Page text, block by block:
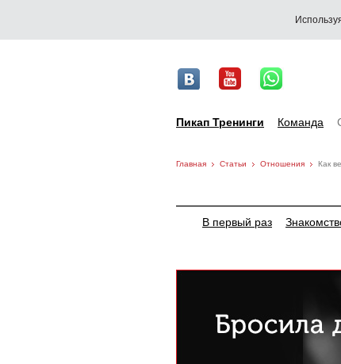
Пикап Тренинги Команда
Главная Статьи Отношения Как
В первый раз